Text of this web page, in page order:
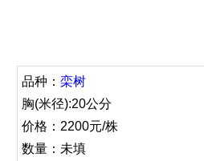
品种： 栾树
胸(米径):20公分
价格：2200元/株
数量：未填